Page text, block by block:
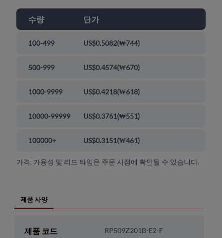
수량 단가
100-499 US$0.5082(₩744)
500-999 US$0.4574(₩670)
1000-9999 US$0.4218(₩618)
10000-99999 US$0.3761(₩551)
100000+ US$0.3151(₩461)
가격, 가용성 및 리드 타임은 주문 시점에 확인될 수 있습니다.
제품 사양
제품 코드 RP509Z201B-E2-F